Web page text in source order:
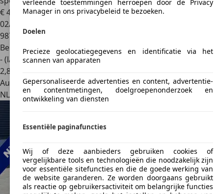
€ 45.9501
02/2026
987 km
Benzine
- (l/100 km)
2,8
Autobedrijf
NL 2132 XTHoofddorp
verleende toestemmingen herroepen door de Privacy
Manager in ons privacybeleid te bezoeken.
Doelen
Precieze geolocatiegegevens en identificatie via het
scannen van apparaten
Gepersonaliseerde advertenties en content, advertentie-
en contentmetingen, doelgroepenonderzoek en
ontwikkeling van diensten
Essentiële paginafuncties
Wij of deze aanbieders gebruiken cookies of
vergelijkbare tools en technologieën die noodzakelijk zijn
voor essentiële sitefuncties en die de goede werking van
de website garanderen. Ze worden doorgaans gebruikt
als reactie op gebruikersactiviteit om belangrijke functies